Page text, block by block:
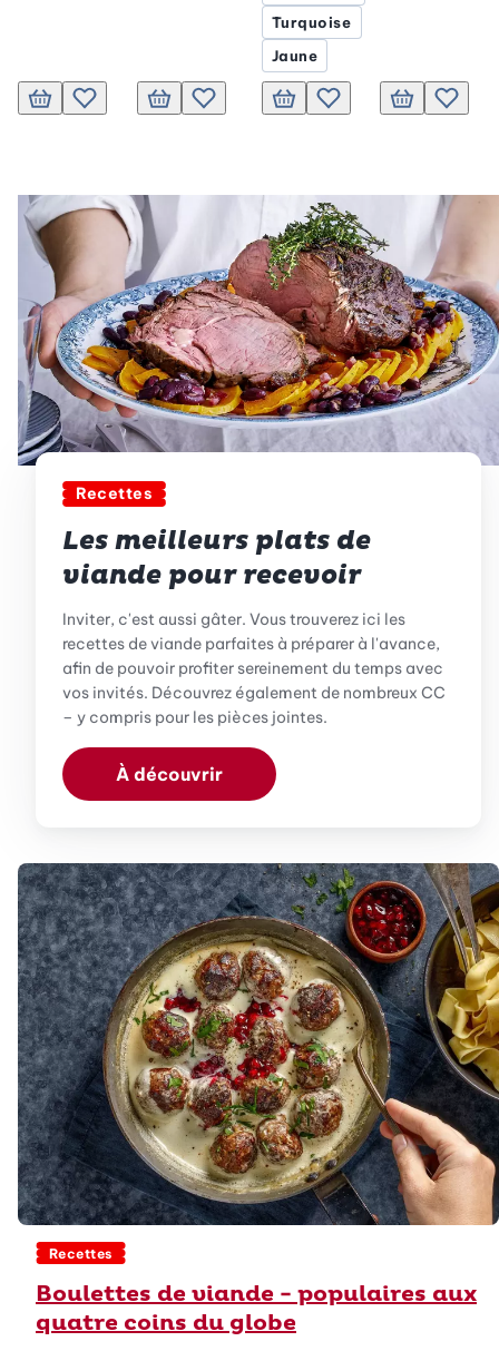
Ajouter au panier
Ajouter à la liste de souhaits.
Ajouter au panier
Ajouter à la liste de souhaits.
Turquoise
Jaune
Ajouter au panier
Ajouter à la liste de
Ajouter auAjouter
Recettes
Les meilleurs plats de
viande pour recevoir
Inviter, c'est aussi gâter. Vous trouverez ici les
recettes de viande parfaites à préparer à l'avance,
afin de pouvoir profiter sereinement du temps avec
vos invités. Découvrez également de nombreux CC
– y compris pour les pièces jointes.
À découvrir
Recettes
Boulettes de viande - populaires aux
quatre coins du globe